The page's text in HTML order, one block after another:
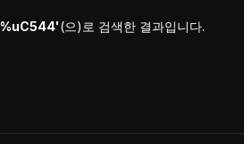
(으)로 검색한 결과입니다.